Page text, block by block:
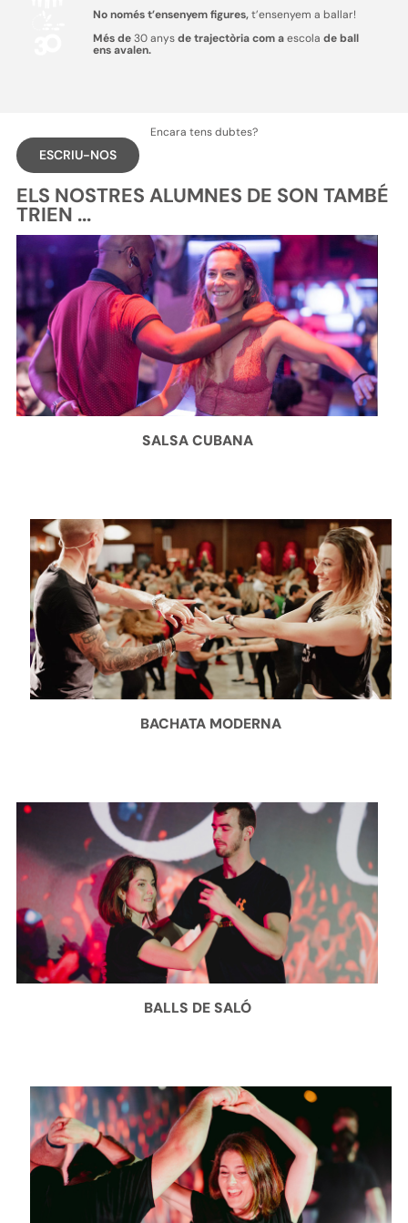
No només t’ensenyem figures,t’ensenyem a ballar!
Més de30 anysde trajectòria com aescola de ball
ens avalen.
Encara tens dubtes?
ESCRIU-NOS
ELS NOSTRES ALUMNES DE SON TAMBÉ
TRIEN ...
SALSA CUBANA
BACHATA MODERNA
BALLS DE SALÓ